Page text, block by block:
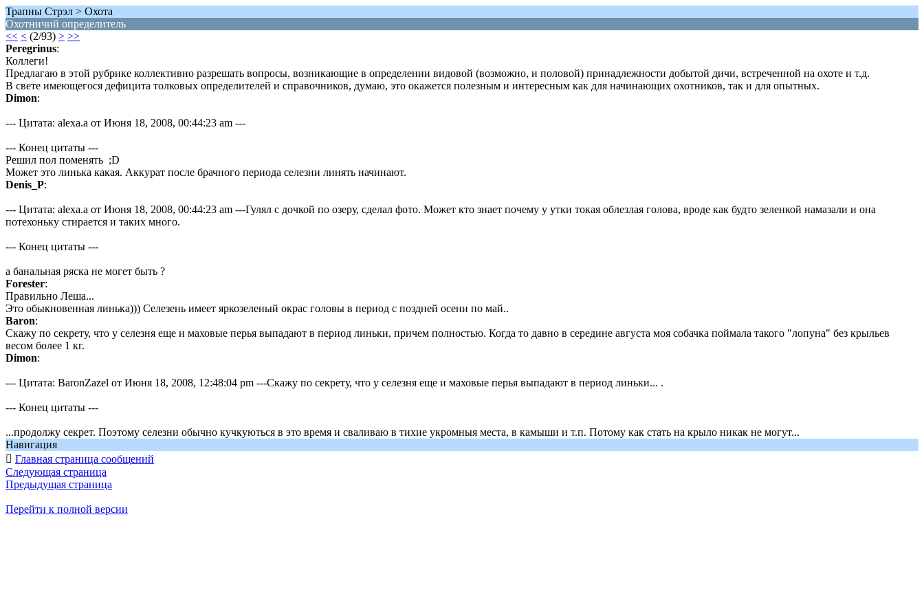
Трапны Стрэл > Охота
Охотничий определитель
<< < (2/93) > >>
Peregrinus:
Коллеги!
Предлагаю в этой рубрике коллективно разрешать вопросы, возникающие в определении видовой (возможно, и половой) принадлежности добытой дичи, встреченной на охоте и т.д.
В свете имеющегося дефицита толковых определителей и справочников, думаю, это окажется полезным и интересным как для начинающих охотников, так и для опытных.
Dimon:
--- Цитата: alexa.a от Июня 18, 2008, 00:44:23 am ---
--- Конец цитаты ---
Решил пол поменять ;D
Может это линька какая. Аккурат после брачного периода селезни линять начинают.
Denis_P:
--- Цитата: alexa.a от Июня 18, 2008, 00:44:23 am ---Гулял с дочкой по озеру, сделал фото. Может кто знает почему у утки токая облезлая голова, вроде как будто зеленкой намазали и она
потехоньку стирается и таких много.
--- Конец цитаты ---
а банальная ряска не могет быть ?
Forester:
Правильно Леша...
Это обыкновенная линька))) Селезень имеет яркозеленый окрас головы в период с поздней осени по май..
Baron:
Скажу по секрету, что у селезня еще и маховые перья выпадают в период линьки, причем полностью. Когда то давно в середине августа моя собачка поймала такого "лопуна" без крыльев
весом более 1 кг.
Dimon:
--- Цитата: BaronZazel от Июня 18, 2008, 12:48:04 pm ---Скажу по секрету, что у селезня еще и маховые перья выпадают в период линьки... .
--- Конец цитаты ---
...продолжу секрет. Поэтому селезни обычно кучкуються в это время и сваливаю в тихие укромныя места, в камыши и т.п. Потому как стать на крыло никак не могут...
Навигация
 Главная страница сообщений
Следующая страница
Предыдущая страница
Перейти к полной версии